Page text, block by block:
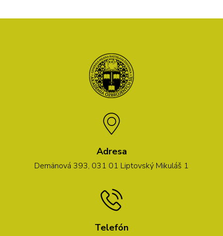
Adresa
Demänová 393, 031 01 Liptovský Mikuláš 1
Telefón